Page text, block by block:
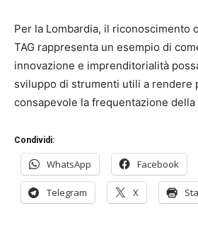
Per la Lombardia, il riconoscimento
TAG rappresenta un esempio di
innovazione e imprenditorialità
sviluppo di strumenti utili a rendere
consapevole la frequentazione della
Condividi:
WhatsApp Facebook
Telegram X